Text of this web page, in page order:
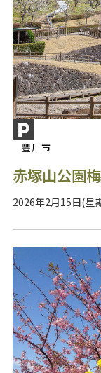
豐川市
赤塚山公園
2026年2月15日(星